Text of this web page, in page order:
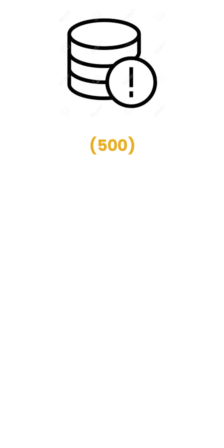
(500)